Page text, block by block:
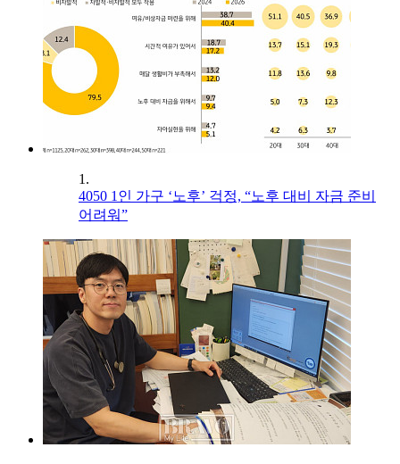
1.
4050 1인 가구 ‘노후’ 걱정, “노후 대비 자금 준비
어려워”